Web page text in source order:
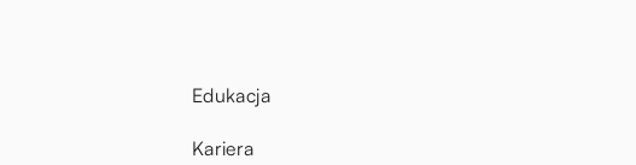
Edukacja
Kariera